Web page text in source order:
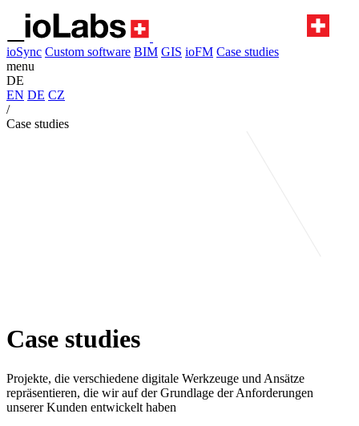
ioSync Custom software BIM GIS ioFM Case studies
menu
DE
EN DE CZ
/
Case studies
Case studies
Projekte, die verschiedene digitale Werkzeuge und Ansätze
repräsentieren, die wir auf der Grundlage der Anforderungen
unserer Kunden entwickelt haben